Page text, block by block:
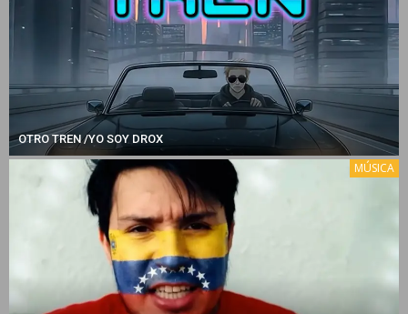
OTRO TREN /YO SOY DROX
MÚSICA